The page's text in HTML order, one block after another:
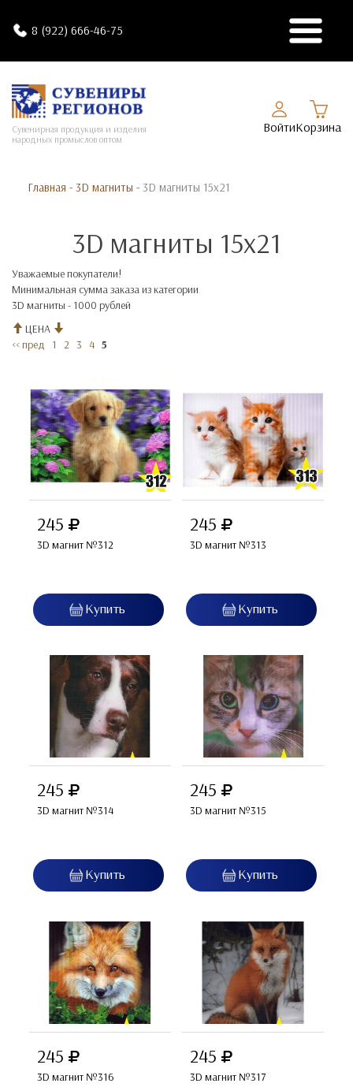
8 (922) 666-46-75
Сувенирная продукция и изделия
народных промыслов оптом
ВойтиКорзина
Главная - 3D магниты - 3D магниты 15х21
3D магниты 15х21
Уважаемые покупатели!
Минимальная сумма заказа из категории
3D магниты - 1000 рублей
ЦЕНА
<< пред
1 2 3 4 5
245
3D магнит №312
245
3D магнит №313
245
3D магнит №314
245
3D магнит №315
245
3D магнит №316
245
3D магнит №317